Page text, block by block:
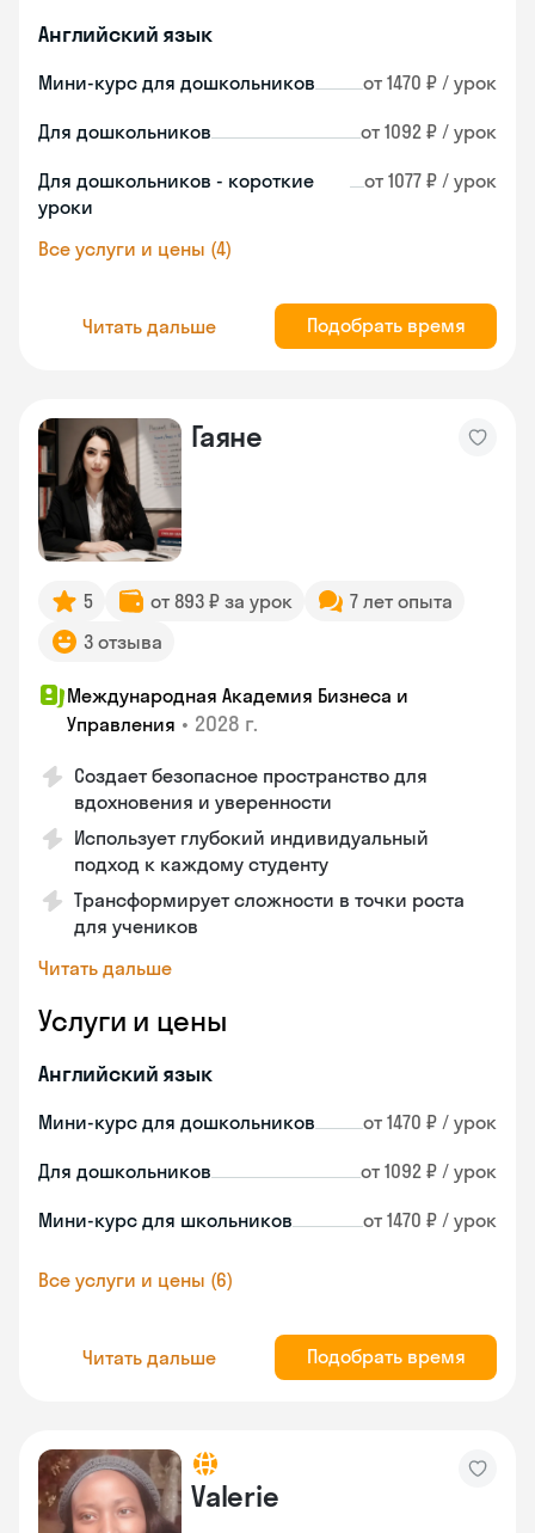
Английский язык
Мини-курс для дошкольников от 1470 ₽ / урок
Для дошкольников от 1092 ₽ / урок
Для дошкольников - короткие
уроки
от 1077 ₽ / урок
Все услуги и цены (4)
Читать дальше Подобрать время
Гаяне
5 от 893 ₽ за урок
7 лет опыта
3 отзыва
Международная Академия Бизнеса и
Управления • 2028 г.
Создает безопасное пространство для
вдохновения и уверенности
Использует глубокий индивидуальный
подход к каждому студенту
Трансформирует сложности в точки роста
для учеников
Читать дальше
Услуги и цены
Английский язык
Мини-курс для дошкольников от 1470 ₽ / урок
Для дошкольников от 1092 ₽ / урок
Мини-курс для школьников от 1470 ₽ / урок
Все услуги и цены (6)
Читать дальше Подобрать время
Valerie